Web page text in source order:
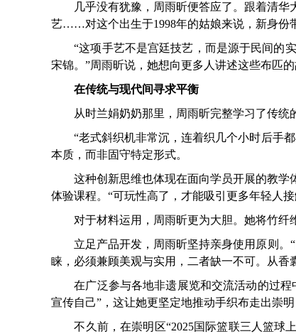
几乎没有犹豫，周雨昕便答应了。跟着清华
艺……对这个出生于1998年的姑娘来说，新身份
“这项手艺不是宫廷技艺，而是源于民间的实
宋锦。”周雨昕说，她想向更多人讲述这些布匹
在传统与现代间寻求平衡
从时兰娟奶奶那里，周雨昕完整学习了传统的
“老式斜织机非常沉，连着织几个小时后手都
本质，而非固守特定形式。
这种创新思维也体现在面向学员开展的教学
体验课程。“可玩性高了，才能吸引更多年轻人
对于材料运用，周雨昕更为大胆。她将竹纤维
立足产品开发，周雨昕坚持亲身使用原则。“
睐，必须兼顾美观与实用，二者缺一不可。从香
在广泛参与各地非遗展览和交流活动的过程
宣传自己”，这让她更坚定地推动手织布走出崇明
不久前，在崇明区“2025国际篮联三人篮球上